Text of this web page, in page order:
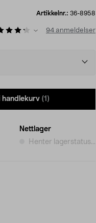
Artikkelnr.: 36-8958
94 anmeldelser
handlekurv (1)
Nettlager
Henter lagerstatus...